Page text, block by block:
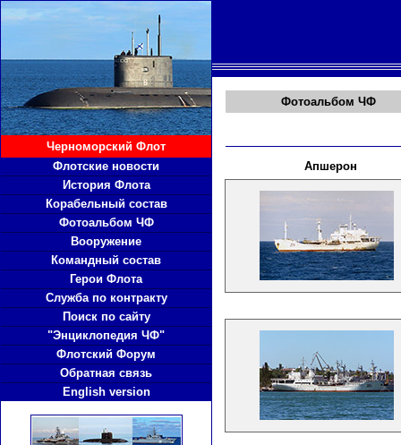
Черноморский Флот
Флотские новости
История Флота
Корабельный состав
Фотоальбом ЧФ
Вооружение
Командный состав
Герои Флота
Служба по контракту
Поиск по сайту
"Энциклопедия ЧФ"
Флотский Форум
Обратная связь
English version
Фотоальбом ЧФ
Апшерон